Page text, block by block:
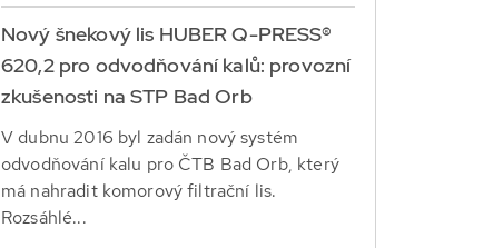
Nový šnekový lis HUBER Q-PRESS®
620,2 pro odvodňování kalů: provozní
zkušenosti na STP Bad Orb
V dubnu 2016 byl zadán nový systém
odvodňování kalu pro ČTB Bad Orb, který
má nahradit komorový filtrační lis.
Rozsáhlé...